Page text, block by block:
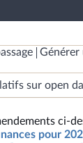
Générer
sur open
ci-
pour